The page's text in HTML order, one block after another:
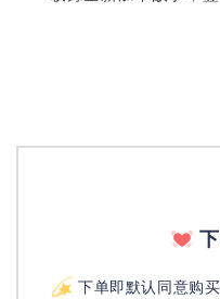
下单即默认同意购